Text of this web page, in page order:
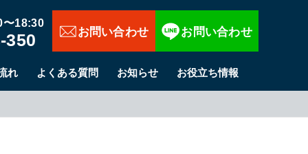
〜18:30
350
れ よくある質問 お知らせ お役立ち情報